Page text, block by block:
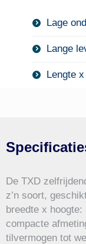
Lage
Lange
Lengte
De TXD
z’n soort,
breedte x
compacte
tilvermogen tot